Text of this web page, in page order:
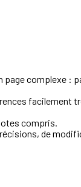
page complexe :
facilement
compris.
de